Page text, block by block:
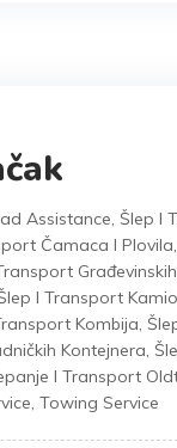
Assistance, Šlep I
Čamaca I Plovila,
I Transport
Kombija,
Kontejnera,
I Transport
, Towing Service